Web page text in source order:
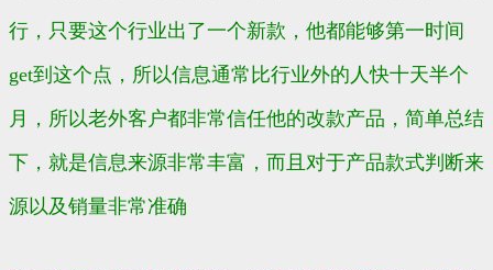
行，只要这个行业出了一个新款，他都能够第一时间
get到这个点，所以信息通常比行业外的人快十天半个
月，所以老外客户都非常信任他的改款产品，简单总结
下，就是信息来源非常丰富，而且对于产品款式判断来
源以及销量非常准确